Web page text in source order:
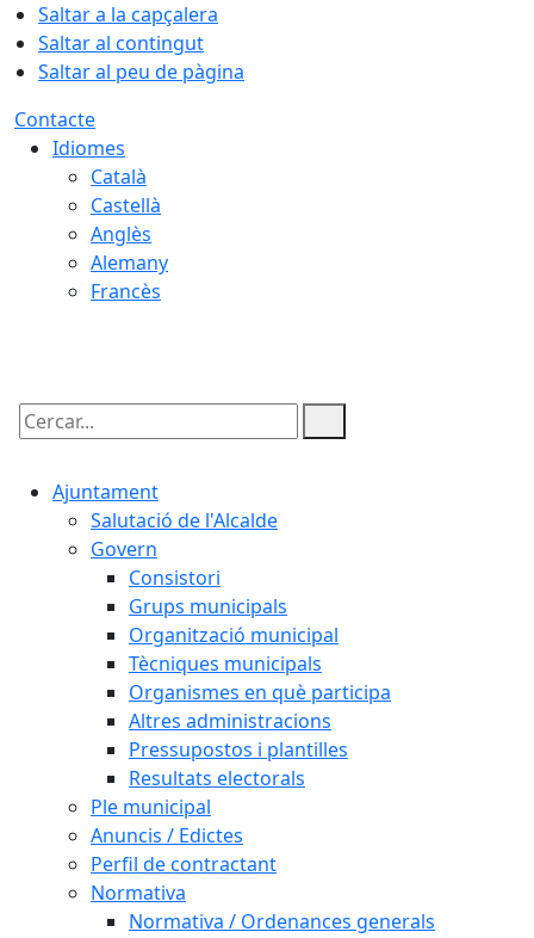
Saltar a la capçalera
Saltar al contingut
Saltar al peu de pàgina
Contacte
Idiomes
Català
Castellà
Anglès
Alemany
Francès
Cercar:
Ajuntament
Salutació de l'Alcalde
Govern
Consistori
Grups municipals
Organització municipal
Tècniques municipals
Organismes en què participa
Altres administracions
Pressupostos i plantilles
Resultats electorals
Ple municipal
Anuncis / Edictes
Perfil de contractant
Normativa
Normativa / Ordenances generals